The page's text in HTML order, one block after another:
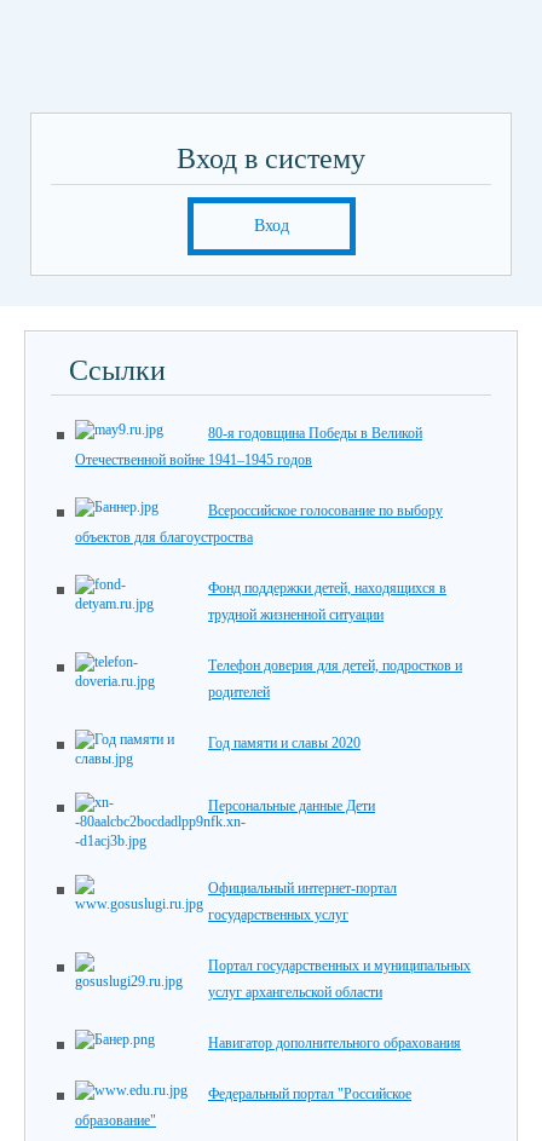
Вход в систему
Вход
Ссылки
80-я годовщина Победы в Великой
Отечественной войне 1941–1945 годов
Всероссийское голосование по выбору
объектов для благоустроства
Фонд поддержки детей, находящихся в
трудной жизненной ситуации
Телефон доверия для детей, подростков и
родителей
Год памяти и славы 2020
Персональные данные Дети
Официальный интернет-портал
государственных услуг
Портал государственных и муниципальных
услуг архангельской области
Навигатор дополнительного обрахования
Федеральный портал "Российское
образование"